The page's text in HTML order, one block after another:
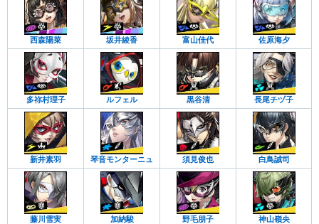
西森陽菜 坂井綾香 富山佳代 佐原海夕
多祢村理子 ルフェル 黒谷清 長尾チヅ子
新井素羽 琴音モンターニュ 須見俊也 白鳥誠司
藤川雪実 加納駿 野毛朋子 神山嶺央